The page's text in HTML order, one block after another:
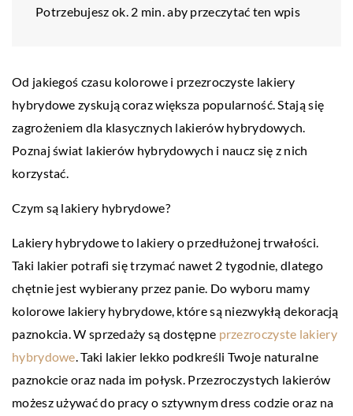
Potrzebujesz ok. 2 min. aby przeczytać ten wpis
Od jakiegoś czasu kolorowe i przezroczyste lakiery
hybrydowe zyskują coraz większa popularność. Stają się
zagrożeniem dla klasycznych lakierów hybrydowych.
Poznaj świat lakierów hybrydowych i naucz się z nich
korzystać.
Czym są lakiery hybrydowe?
Lakiery hybrydowe to lakiery o przedłużonej trwałości.
Taki lakier potrafi się trzymać nawet 2 tygodnie, dlatego
chętnie jest wybierany przez panie. Do wyboru mamy
kolorowe lakiery hybrydowe, które są niezwykłą dekoracją
paznokcia. W sprzedaży są dostępne przezroczyste lakiery
hybrydowe . Taki lakier lekko podkreśli Twoje naturalne
paznokcie oraz nada im połysk. Przezroczystych lakierów
możesz używać do pracy o sztywnym dress codzie oraz na